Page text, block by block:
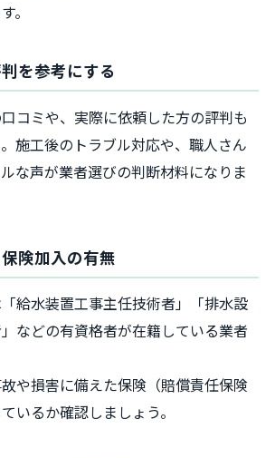
。
を参考にする
コミや、実際に依頼した方の評判も
施工後のトラブル対応や、職人さん
な声が業者選びの判断材料になりま
険加入の有無
給水装置工事主任技術者」「排水設
などの有資格者が在籍している業者
や損害に備えた保険（賠償責任保険
いるか確認しましょう。